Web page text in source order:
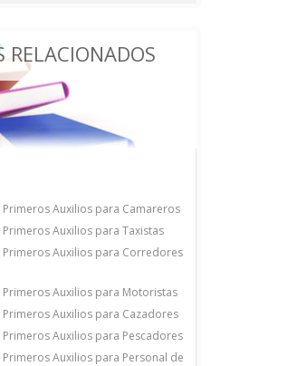
RELACIONADOS
Auxilios para Camareros
Auxilios para Taxistas
Primeros Auxilios para Corredores
Primeros Auxilios para Motoristas
Auxilios para Cazadores
Auxilios para Pescadores
Auxilios para Personal de